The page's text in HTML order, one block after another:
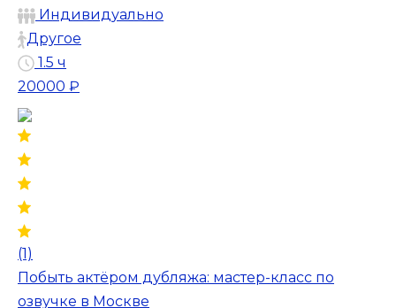
Индивидуально
Другое
1.5 ч
20000 ₽
(1)
Побыть актёром дубляжа: мастер-класс по
озвучке в Москве